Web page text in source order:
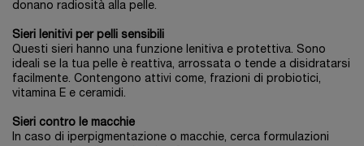
donano radiosità alla pelle.
Sieri lenitivi per pelli sensibili
Questi sieri hanno una funzione lenitiva e protettiva. Sono
ideali se la tua pelle è reattiva, arrossata o tende a disidratarsi
facilmente. Contengono attivi come, frazioni di probiotici,
vitamina E e ceramidi.
Sieri contro le macchie
In caso di iperpigmentazione o macchie, cerca formulazioni